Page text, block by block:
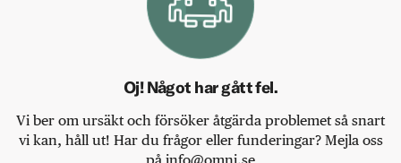
Oj! Något har gått fel.
Vi ber om ursäkt och försöker åtgärda problemet så snart
vi kan, håll ut! Har du frågor eller funderingar? Mejla oss